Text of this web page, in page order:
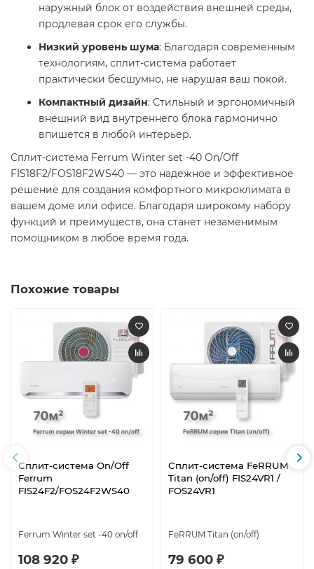
наружный блок от воздействия внешней среды,
продлевая срок его службы.​
Низкий уровень шума: Благодаря современным
технологиям, сплит-система работает
практически бесшумно, не нарушая ваш покой.​
Компактный дизайн: Стильный и эргономичный
внешний вид внутреннего блока гармонично
впишется в любой интерьер.​
Сплит-система Ferrum Winter set -40 On/Off
FIS18F2/FOS18F2WS40 — это надежное и эффективное
решение для создания комфортного микроклимата в
вашем доме или офисе. Благодаря широкому набору
функций и преимуществ, она станет незаменимым
помощником в любое время года.​
Похожие товары
Сплит-система On/Off
Ferrum
FIS24F2/FOS24F2WS40
Ferrum Winter set -40 on/off
108 920 ₽
Сплит-система FeRRUM
Titan (on/off) FIS24VR1 /
FOS24VR1
FeRRUM Titan (on/off)
79 600 ₽